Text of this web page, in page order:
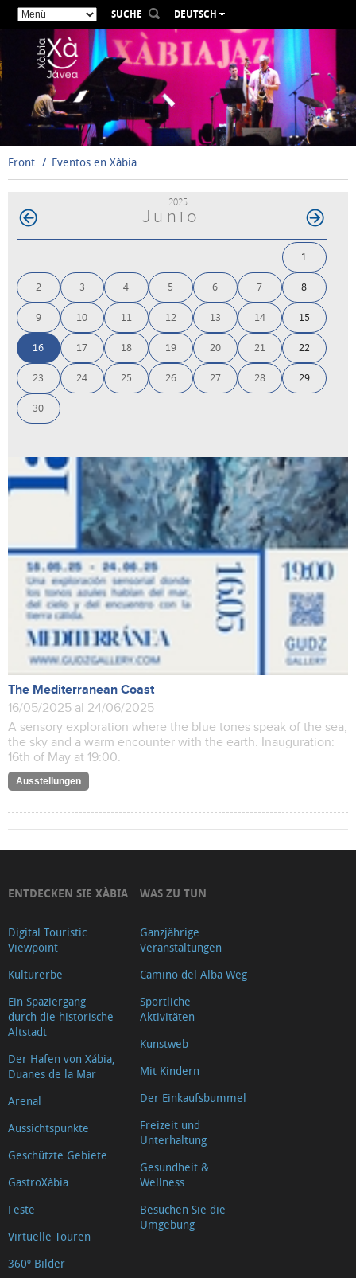
SUCHE
DEUTSCH
ESPAÑOL
VALENCIÀ
FRANÇAIS
РУССКИЙ
Front Eventos en Xàbia
2025
Junio
1
2 3 4 5 6 7 8
9 10 11 12 13 14 15
16 17 18 19 20 21 22
23 24 25 26 27 28 29
30
The Mediterranean Coast
16/05/2025 al 24/06/2025
A sensory exploration where the blue tones speak of the sea,
the sky and a warm encounter with the earth. Inauguration:
16th of May at 19:00.
Ausstellungen
ENTDECKEN SIE XÀBIA
Digital Touristic
Viewpoint
Kulturerbe
Ein Spaziergang
durch die historische
Altstadt
Der Hafen von Xábia,
Duanes de la Mar
Arenal
Aussichtspunkte
Geschützte Gebiete
GastroXàbia
Feste
Virtuelle Touren
360º Bilder
WAS ZU TUN
Ganzjährige
Veranstaltungen
Camino del Alba Weg
Sportliche
Aktivitäten
Kunstweb
Mit Kindern
Der Einkaufsbummel
Freizeit und
Unterhaltung
Gesundheit &
Wellness
Besuchen Sie die
Umgebung